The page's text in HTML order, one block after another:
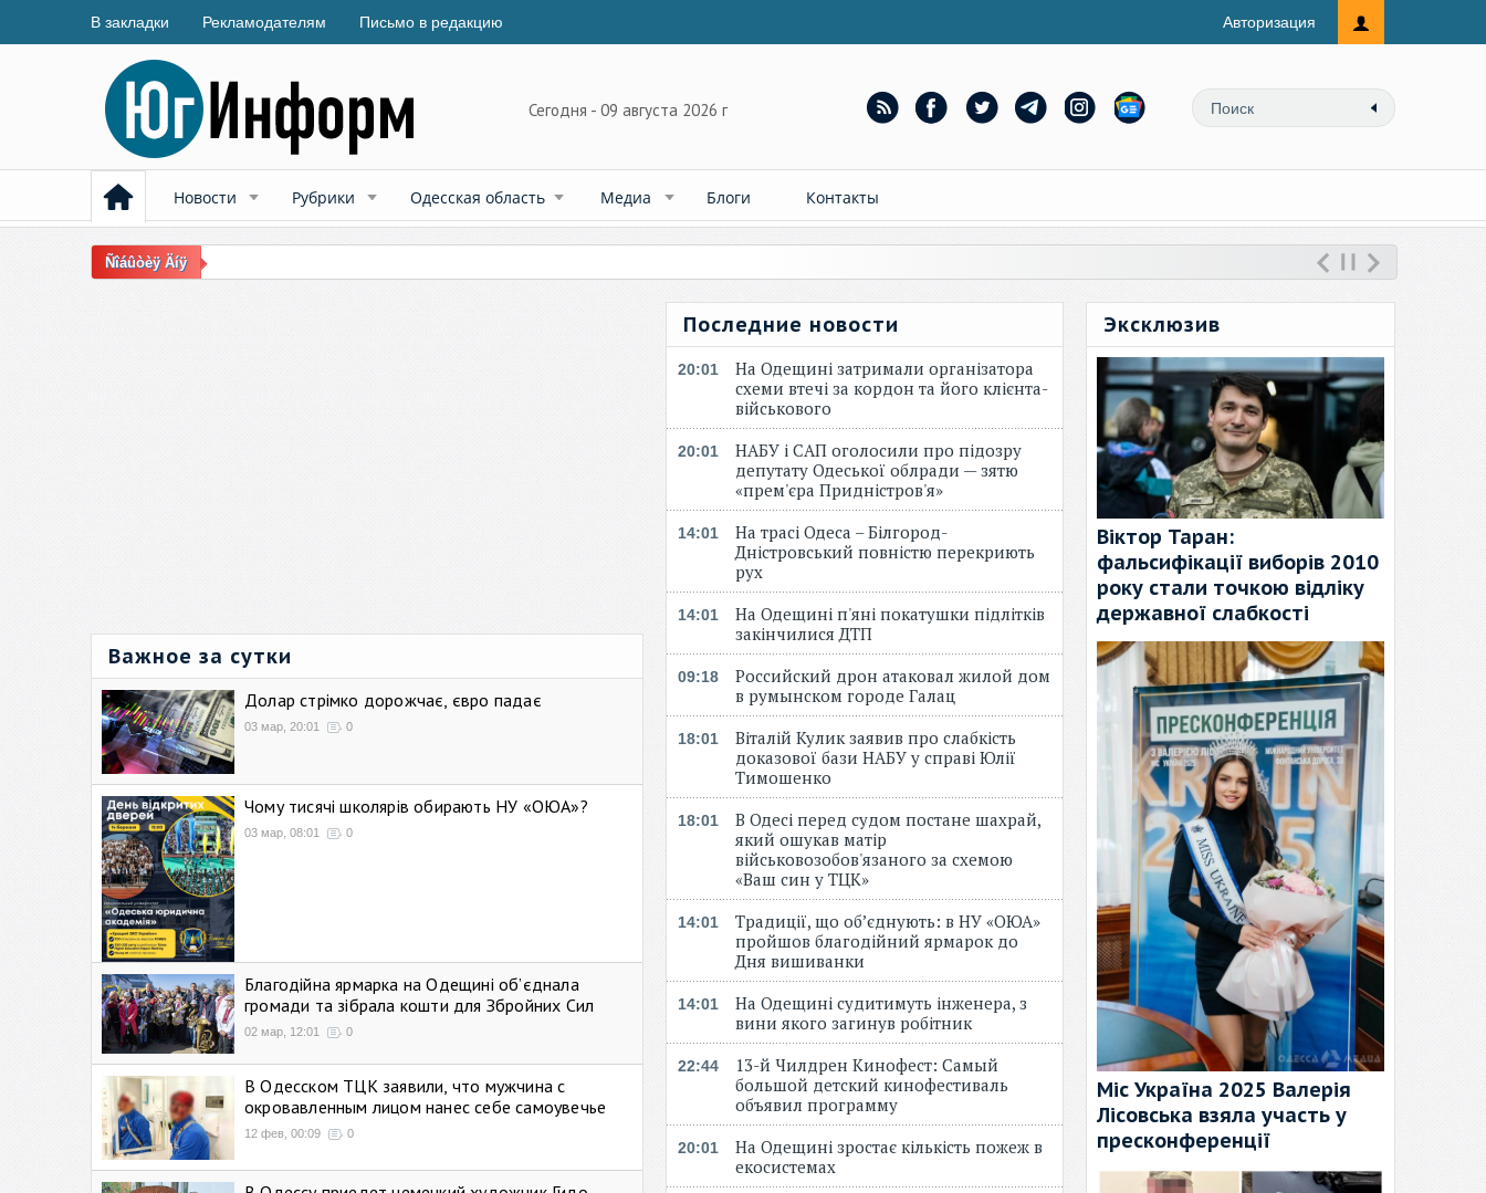
В закладки Рекламодателям Письмо в редакцию Авторизация
Сегодня - 09 августа 2026 г
Новости Рубрики Одесская область Медиа Блоги Контакты
Ñîáûòèÿ Äíÿ
Важное за сутки
Долар стрімко дорожчає, євро падає
03 мар, 20:01 0
Чому тисячі школярів обирають НУ «ОЮА»?
03 мар, 08:01 0
Благодійна ярмарка на Одещині об’єднала
громади та зібрала кошти для Збройних Сил
02 мар, 12:01 0
В Одесском ТЦК заявили, что мужчина с
окровавленным лицом нанес себе самоувечье
12 фев, 00:09 0
Последние новости
20:01
На Одещині затримали організатора
схеми втечі за кордон та його клієнта-
військового
20:01
НАБУ і САП оголосили про підозру
депутату Одеської облради — зятю
«прем'єра Придністров'я»
14:01
На трасі Одеса – Білгород-
Дністровський повністю перекриють
рух
14:01
На Одещині п'яні покатушки підлітків
закінчилися ДТП
09:18
Российский дрон атаковал жилой дом
в румынском городе Галац
18:01
Віталій Кулик заявив про слабкість
доказової бази НАБУ у справі Юлії
Тимошенко
18:01
В Одесі перед судом постане шахрай,
який ошукав матір
військовозобов'язаного за схемою
«Ваш син у ТЦК»
14:01
Традиції, що об’єднують: в НУ «ОЮА»
пройшов благодійний ярмарок до
Дня вишиванки
14:01
На Одещині судитимуть інженера, з
вини якого загинув робітник
22:44
13-й Чилдрен Кинофест: Самый
большой детский кинофестиваль
объявил программу
20:01
На Одещині зростає кількість пожеж в
екосистемах
Эксклюзив
Віктор Таран:
фальсифікації виборів 2010
року стали точкою відліку
державної слабкості
Міс Україна 2025 Валерія
Лісовська взяла участь у
пресконференції